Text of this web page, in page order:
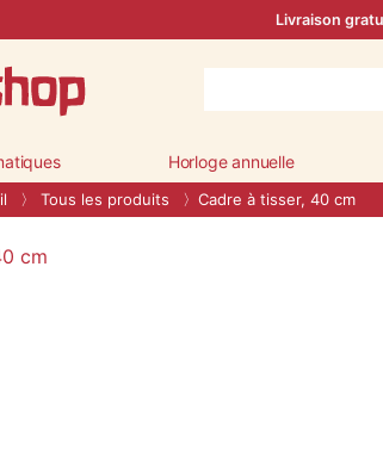
Livraison
Horloge annuelle
Tous les produits Cadre à tisser, 40 cm